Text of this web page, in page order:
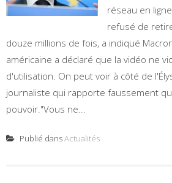
réseau en
refusé de
douze millions de fois, a indiqué
américaine a déclaré que la vidéo ne
d'utilisation. On peut voir à côté de
journaliste qui rapporte faussement
pouvoir."Vous ne...
Publié dansActualités